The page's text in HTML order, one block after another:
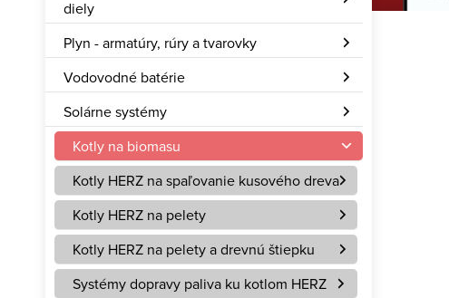
diely
Plyn - armatúry, rúry a tvarovky
Vodovodné batérie
Solárne systémy
Kotly na biomasu
Kotly HERZ na spaľovanie kusového dreva
Kotly HERZ na pelety
Kotly HERZ na pelety a drevnú štiepku
Systémy dopravy paliva ku kotlom HERZ